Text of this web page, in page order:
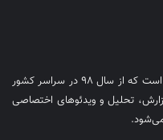
روزنامه فوتبالز، روزنامه ای ورزشی چاپ صبح است که از سال ۹۸ در سراسر کشور
تحلیل و ویدئوهای اختصاصی